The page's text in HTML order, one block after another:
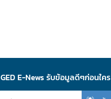
GED E-News รับข้อมูลดีๆก่อนใคร